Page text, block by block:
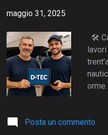
maggio 31, 2025
🛠️
Posta un commento